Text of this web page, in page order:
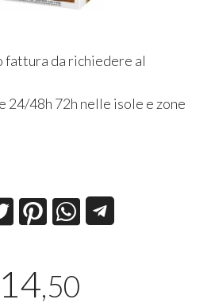
fattura da richiedere al
24/48h 72h nelle isole e zone
14,50